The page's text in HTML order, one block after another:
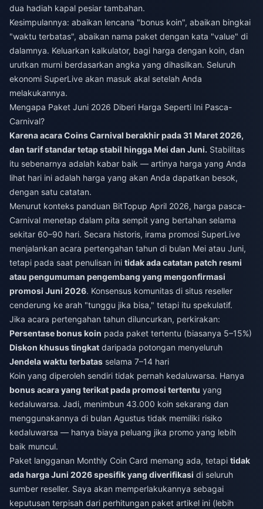
dua hadiah kapal pesiar tambahan.
Kesimpulannya: abaikan lencana "bonus koin", abaikan bingkai
"waktu terbatas", abaikan nama paket dengan kata "value" di
dalamnya. Keluarkan kalkulator, bagi harga dengan koin, dan
urutkan murni berdasarkan angka yang dihasilkan. Seluruh
ekonomi SuperLive akan masuk akal setelah Anda
melakukannya.
Mengapa Paket Juni 2026 Diberi Harga Seperti Ini Pasca-
Carnival?
Karena acara Coins Carnival berakhir pada 31 Maret 2026,
dan tarif standar tetap stabil hingga Mei dan Juni. Stabilitas
itu sebenarnya adalah kabar baik — artinya harga yang Anda
lihat hari ini adalah harga yang akan Anda dapatkan besok,
dengan satu catatan.
Menurut konteks panduan BitTopup April 2026, harga pasca-
Carnival menetap dalam pita sempit yang bertahan selama
sekitar 60–90 hari. Secara historis, irama promosi SuperLive
menjalankan acara pertengahan tahun di bulan Mei atau Juni,
tetapi pada saat penulisan ini tidak ada catatan patch resmi
atau pengumuman pengembang yang mengonfirmasi
promosi Juni 2026. Konsensus komunitas di situs reseller
cenderung ke arah "tunggu jika bisa," tetapi itu spekulatif.
Jika acara pertengahan tahun diluncurkan, perkirakan:
Persentase bonus koin pada paket tertentu (biasanya 5–15%)
Diskon khusus tingkat daripada potongan menyeluruh
Jendela waktu terbatas selama 7–14 hari
Koin yang diperoleh sendiri tidak pernah kedaluwarsa. Hanya
bonus acara yang terikat pada promosi tertentu yang
kedaluwarsa. Jadi, menimbun 43.000 koin sekarang dan
menggunakannya di bulan Agustus tidak memiliki risiko
kedaluwarsa — hanya biaya peluang jika promo yang lebih
baik muncul.
Paket langganan Monthly Coin Card memang ada, tetapi tidak
ada harga Juni 2026 spesifik yang diverifikasi di seluruh
sumber reseller. Saya akan memperlakukannya sebagai
keputusan terpisah dari perhitungan paket artikel ini (lebih